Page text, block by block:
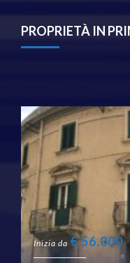
PROPRIETÀ IN
Inizia da €56.000